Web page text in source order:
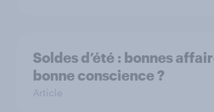
Soldes d’été : bonnes
bonne conscience ?
Article